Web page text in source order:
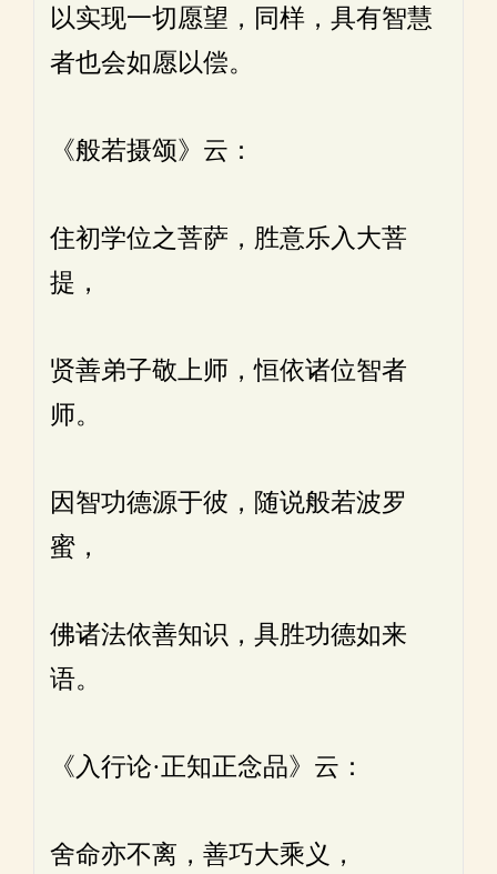
以实现一切愿望，同样，具有智慧
者也会如愿以偿。
《般若摄颂》云：
住初学位之菩萨，胜意乐入大菩
提，
贤善弟子敬上师，恒依诸位智者
师。
因智功德源于彼，随说般若波罗
蜜，
佛诸法依善知识，具胜功德如来
语。
《入行论·正知正念品》云：
舍命亦不离，善巧大乘义，